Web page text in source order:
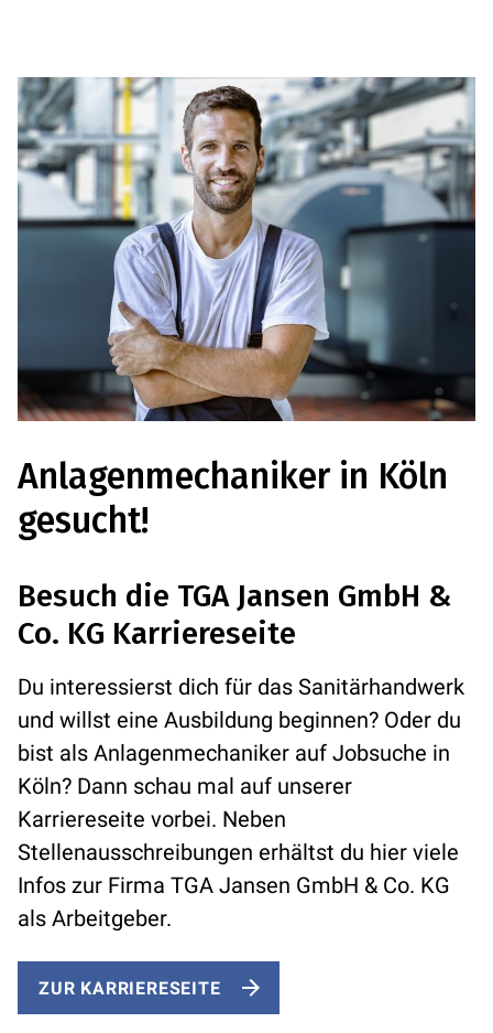
Anlagenmechaniker in Köln
gesucht!
Besuch die TGA Jansen GmbH &
Co. KG Karriereseite
Du interessierst dich für das Sanitärhandwerk
und willst eine Ausbildung beginnen? Oder du
bist als Anlagenmechaniker auf Jobsuche in
Köln? Dann schau mal auf unserer
Karriereseite vorbei. Neben
Stellenausschreibungen erhältst du hier viele
Infos zur Firma TGA Jansen GmbH & Co. KG
als Arbeitgeber.
ZUR KARRIERESEITE